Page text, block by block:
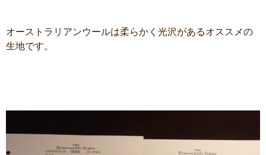
オーストラリアンウールは柔らかく光沢があるオススメの
生地です。